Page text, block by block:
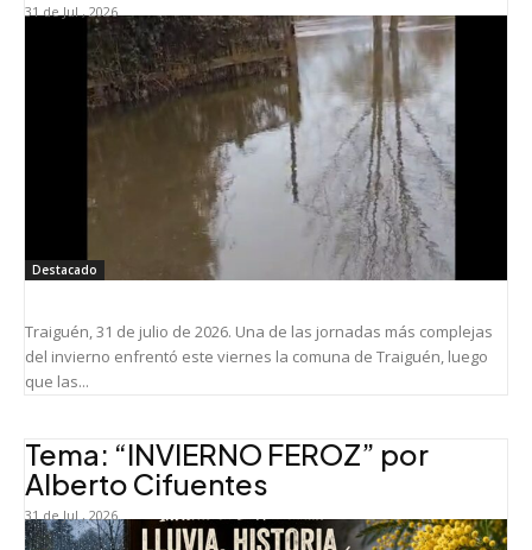
31 de Jul , 2026
Destacado
Traiguén, 31 de julio de 2026. Una de las jornadas más complejas
del invierno enfrentó este viernes la comuna de Traiguén, luego
que las...
Tema: “INVIERNO FEROZ” por
Alberto Cifuentes
31 de Jul , 2026